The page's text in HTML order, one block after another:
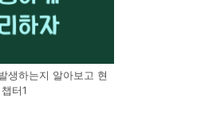
생하는지 알아보고 현
터1